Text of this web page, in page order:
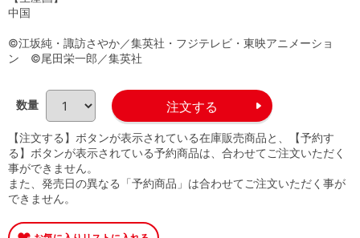
中国
©江坂純・諏訪さやか／集英社・フジテレビ・東映アニメーショ
ン ©尾田栄一郎／集英社
数量
【注文する】ボタンが表示されている在庫販売商品と、【予約す
る】ボタンが表示されている予約商品は、合わせてご注文いただく
事ができません。
また、発売日の異なる「予約商品」は合わせてご注文いただく事が
できません。